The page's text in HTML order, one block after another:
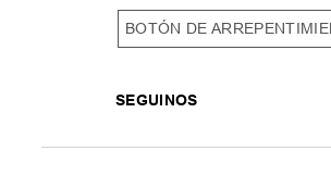
BOTÓN DE
SEGUINOS